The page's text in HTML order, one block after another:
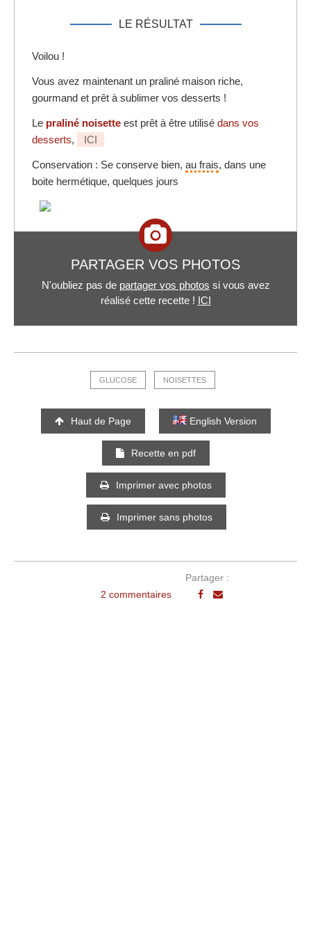
LE RÉSULTAT
Voilou !
Vous avez maintenant un praliné maison riche,
gourmand et prêt à sublimer vos desserts !
Le praliné noisette est prêt à être utilisé dans vos
desserts, ICI
Conservation : Se conserve bien, au frais, dans une
boite hermétique, quelques jours
PARTAGER VOS PHOTOS
N'oubliez pas de partager vos photos si vous avez
réalisé cette recette ! ICI
GLUCOSE NOISETTES
Haut de Page English Version
Recette en pdf
Imprimer avec photos
Imprimer sans photos
2 commentaires
Partager :